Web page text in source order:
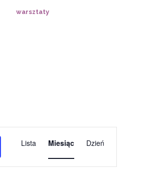
warsztaty
Widoki
nawigacja
Lista Miesiąc Dzień